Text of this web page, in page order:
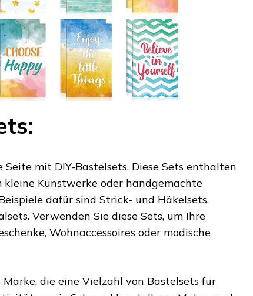
mit DIY-Bastelsets. Diese Sets enthalten
kleine Kunstwerke oder handgemachte
dafür sind Strick- und Häkelsets,
Verwenden Sie diese Sets, um Ihre
Wohnaccessoires oder modische
Marke, die eine Vielzahl von Bastelsets für